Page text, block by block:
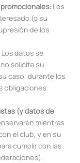
Los
(o su
de los
Los datos se
solicite su
caso, durante los
obligaciones
(y datos de
mientras
el club, y en su
cumplir con las